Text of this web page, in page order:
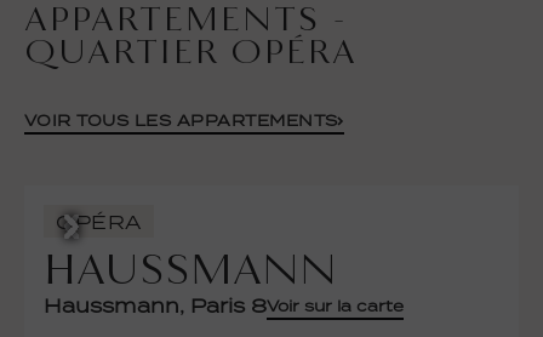
APPARTEMENTS -
QUARTIER OPÉRA
VOIR TOUS LES APPARTEMENTS
OPÉRA
HAUSSMANN
Haussmann, Paris 8Voir sur la carte